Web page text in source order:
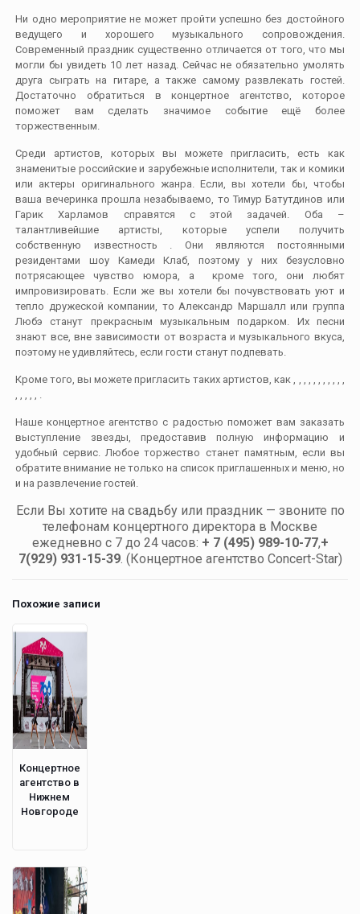
Ни одно мероприятие не может пройти успешно без достойного
ведущего и хорошего музыкального сопровождения.
Современный праздник существенно отличается от того, что мы
могли бы увидеть 10 лет назад. Сейчас не обязательно умолять
друга сыграть на гитаре, а также самому развлекать гостей.
Достаточно обратиться в концертное агентство, которое
поможет вам сделать значимое событие ещё более
торжественным.
Среди артистов, которых вы можете пригласить, есть как
знаменитые российские и зарубежные исполнители, так и комики
или актеры оригинального жанра. Если, вы хотели бы, чтобы
ваша вечеринка прошла незабываемо, то Тимур Батутдинов или
Гарик Харламов справятся с этой задачей. Оба –
талантливейшие артисты, которые успели получить
собственную известность . Они являются постоянными
резидентами шоу Камеди Клаб, поэтому у них безусловно
потрясающее чувство юмора, а кроме того, они любят
импровизировать. Если же вы хотели бы почувствовать уют и
тепло дружеской компании, то Александр Маршалл или группа
Любэ станут прекрасным музыкальным подарком. Их песни
знают все, вне зависимости от возраста и музыкального вкуса,
поэтому не удивляйтесь, если гости станут подпевать.
Кроме того, вы можете пригласить таких артистов, как , , , , , , , , , , ,
Наше концертное агентство с радостью поможет вам заказать
выступление звезды, предоставив полную информацию и
удобный сервис. Любое торжество станет памятным, если вы
обратите внимание не только на список приглашенных и меню, но
и на развлечение гостей.
Если Вы хотите на свадьбу или праздник — звоните по
телефонам концертного директора в Москве
ежедневно с 7 до 24 часов: + 7 (495) 989-10-77,+
7(929) 931-15-39. (Концертное агентство Concert-Star)
Похожие записи
Концертное
агентство в
Нижнем
Новгороде